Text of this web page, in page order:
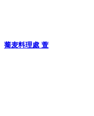
蕎麦料理處 萱